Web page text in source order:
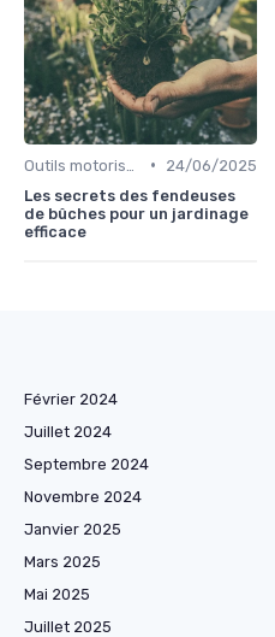
•
24/06/2025
Les secrets des fendeuses
de bûches pour un jardinage
efficace
Février 2024
Juillet 2024
Septembre 2024
Novembre 2024
Janvier 2025
Mars 2025
Mai 2025
Juillet 2025